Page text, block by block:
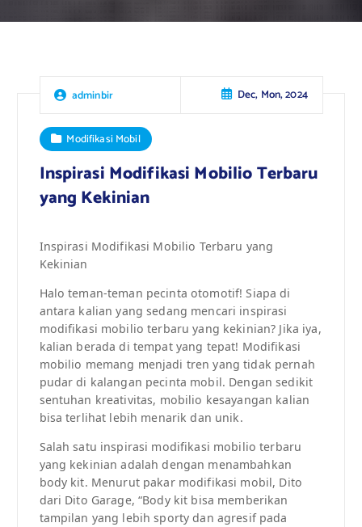
adminbir Dec, Mon, 2024
Modifikasi Mobil
Inspirasi Modifikasi Mobilio Terbaru
yang Kekinian
Inspirasi Modifikasi Mobilio Terbaru yang
Kekinian
Halo teman-teman pecinta otomotif! Siapa di
antara kalian yang sedang mencari inspirasi
modifikasi mobilio terbaru yang kekinian? Jika iya,
kalian berada di tempat yang tepat! Modifikasi
mobilio memang menjadi tren yang tidak pernah
pudar di kalangan pecinta mobil. Dengan sedikit
sentuhan kreativitas, mobilio kesayangan kalian
bisa terlihat lebih menarik dan unik.
Salah satu inspirasi modifikasi mobilio terbaru
yang kekinian adalah dengan menambahkan
body kit. Menurut pakar modifikasi mobil, Dito
dari Dito Garage, “Body kit bisa memberikan
tampilan yang lebih sporty dan agresif pada